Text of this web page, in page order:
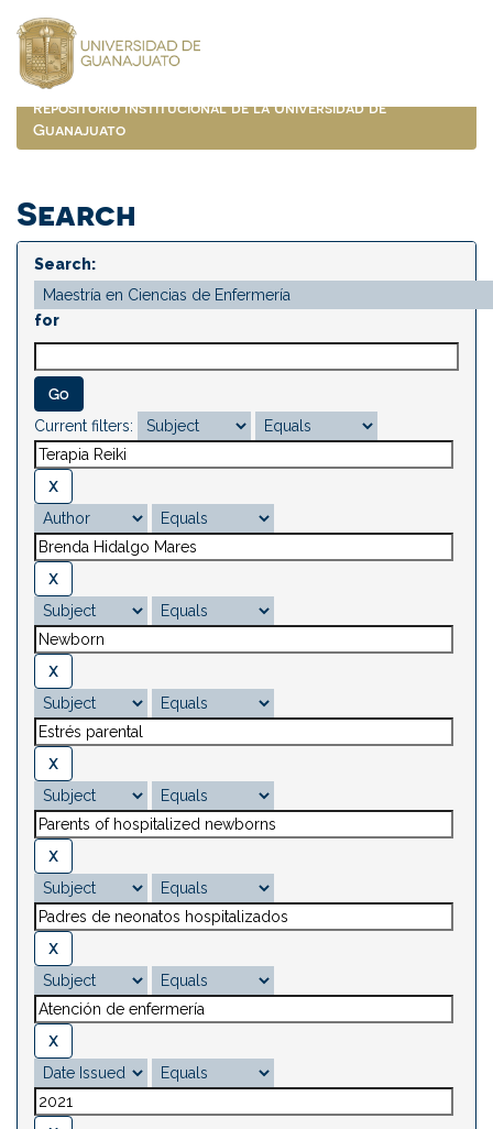
navigation
Repositorio Institucional de la Universidad de
Guanajuato
Search
Search:
for
Current filters: